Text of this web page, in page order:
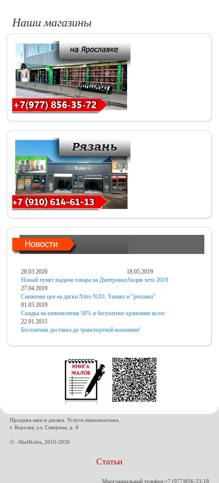
Наши магазины
28.03.2020
Новый пункт выдачи товара на Дмитровке
18.05.2019
Акция лето 2019
27.04.2019
Снижение цен на диски Nitro N2O, Yamato и "реплика"
01.03.2019
Скидка на шиномонтаж 50% и бесплатное хранениие колес
22.01.2015
Бесплатная доставка до транспортной компании!
Продажа шин и дисков. Услуги шиномонтажа.
г. Королев, ул. Северная, д. 4
©: -ShefKoles, 2010-2026
Статьи
Многоканальный телефон:+7 (977)856-33-18